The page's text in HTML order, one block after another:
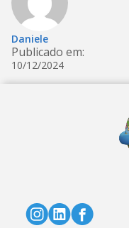
Daniele
Publicado em:
10/12/2024